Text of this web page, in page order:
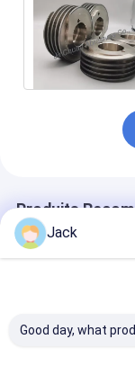
Produits
Jack
Good day, what